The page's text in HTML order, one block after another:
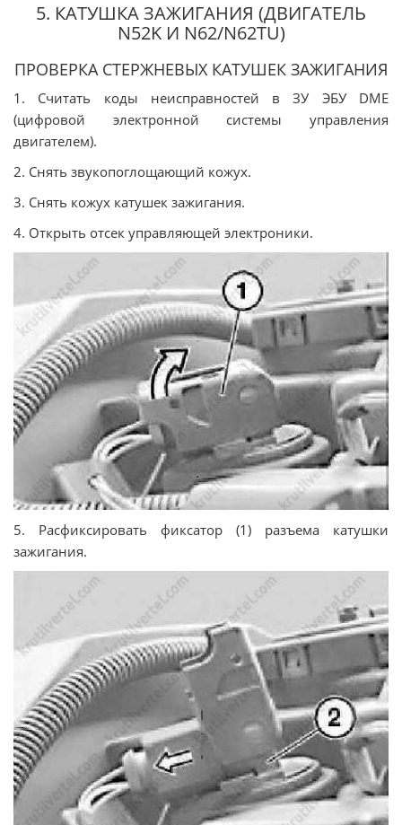
5. КАТУШКА ЗАЖИГАНИЯ (ДВИГАТЕЛЬ
N52K И N62/N62TU)
ПРОВЕРКА СТЕРЖНЕВЫХ КАТУШЕК ЗАЖИГАНИЯ
1. Считать коды неисправностей в ЗУ ЭБУ DME
(цифровой электронной системы управления
двигателем).
2. Снять звукопоглощающий кожух.
3. Снять кожух катушек зажигания.
4. Открыть отсек управляющей электроники.
5. Расфиксировать фиксатор (1) разъема катушки
зажигания.